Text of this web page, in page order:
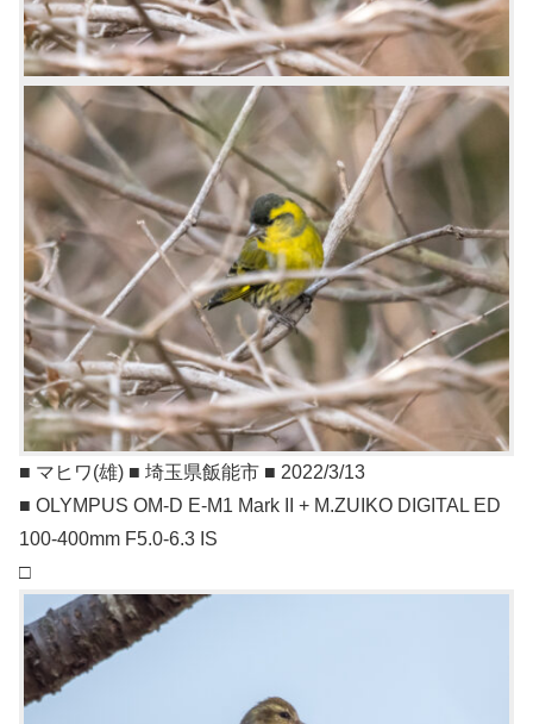
■ マヒワ(雄) ■ 埼玉県飯能市 ■ 2022/3/13
■ OLYMPUS OM-D E-M1 Mark II + M.ZUIKO DIGITAL ED
100-400mm F5.0-6.3 IS
□